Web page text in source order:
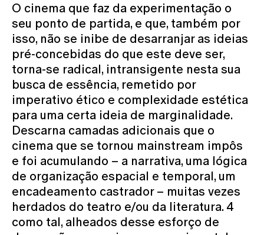
O cinema que faz da experimentação o
seu ponto de partida, e que, também por
isso, não se inibe de desarranjar as ideias
pré-concebidas do que este deve ser,
torna-se radical, intransigente nesta sua
busca de essência, remetido por
imperativo ético e complexidade estética
para uma certa ideia de marginalidade.
Descarna camadas adicionais que o
cinema que se tornou mainstream impôs
e foi acumulando – a narrativa, uma lógica
de organização espacial e temporal, um
encadeamento castrador – muitas vezes
herdados do teatro e/ou da literatura. 4
como tal, alheados desse esforço de